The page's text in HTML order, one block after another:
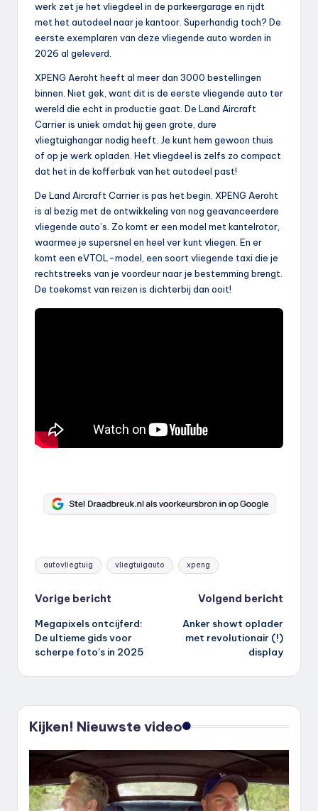
werk zet je het vliegdeel in de parkeergarage en rijdt
met het autodeel naar je kantoor. Superhandig toch? De
eerste exemplaren van deze vliegende auto worden in
2026 al geleverd.
XPENG Aeroht heeft al meer dan 3000 bestellingen
binnen. Niet gek, want dit is de eerste vliegende auto ter
wereld die echt in productie gaat. De Land Aircraft
Carrier is uniek omdat hij geen grote, dure
vliegtuighangar nodig heeft. Je kunt hem gewoon thuis
of op je werk opladen. Het vliegdeel is zelfs zo compact
dat het in de kofferbak van het autodeel past!
De Land Aircraft Carrier is pas het begin. XPENG Aeroht
is al bezig met de ontwikkeling van nog geavanceerdere
vliegende auto’s. Zo komt er een model met kantelrotor,
waarmee je supersnel en heel ver kunt vliegen. En er
komt een eVTOL-model, een soort vliegende taxi die je
rechtstreeks van je voordeur naar je bestemming brengt.
De toekomst van reizen is dichterbij dan ooit!
Tags:
autovliegtuig vliegtuigauto xpeng
Bericht
navigatie
Vorige bericht
Megapixels ontcijferd:
De ultieme gids voor
scherpe foto’s in 2025
Volgend bericht
Anker showt oplader
met revolutionair (!)
display
Kijken! Nieuwste video